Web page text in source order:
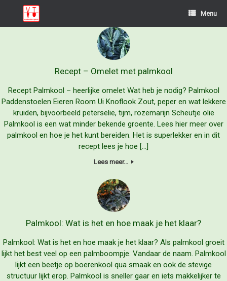
Menu
Recept – Omelet met palmkool
Recept Palmkool – heerlijke omelet Wat heb je nodig? Palmkool
Paddenstoelen Eieren Room Ui Knoflook Zout, peper en wat lekkere
kruiden, bijvoorbeeld peterselie, tijm, rozemarijn Scheutje olie
Palmkool is een wat minder bekende groente. Lees hier meer over
palmkool en hoe je het kunt bereiden. Het is superlekker en in dit
recept lees je hoe […]
Lees meer...
Palmkool: Wat is het en hoe maak je het klaar?
Palmkool: Wat is het en hoe maak je het klaar? Als palmkool groeit
lijkt het best veel op een palmboompje. Vandaar de naam. Palmkool
lijkt een beetje op boerenkool qua smaak en ook de stevige
structuur lijkt erop. Palmkool is sneller gaar en iets makkelijker te